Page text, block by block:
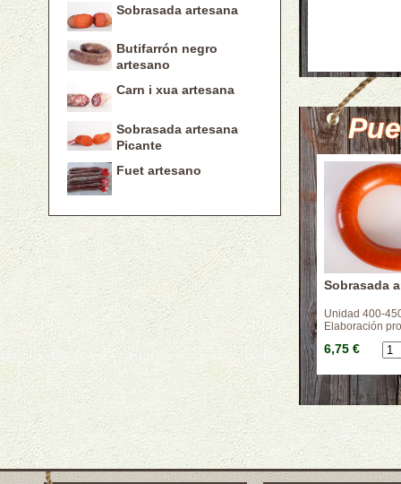
Sobrasada artesana
Butifarrón negro
artesano
Carn i xua artesana
Sobrasada artesana
Picante
Fuet artesano
Sobrasada
Unidad 400-
Elaboración
6,75 €